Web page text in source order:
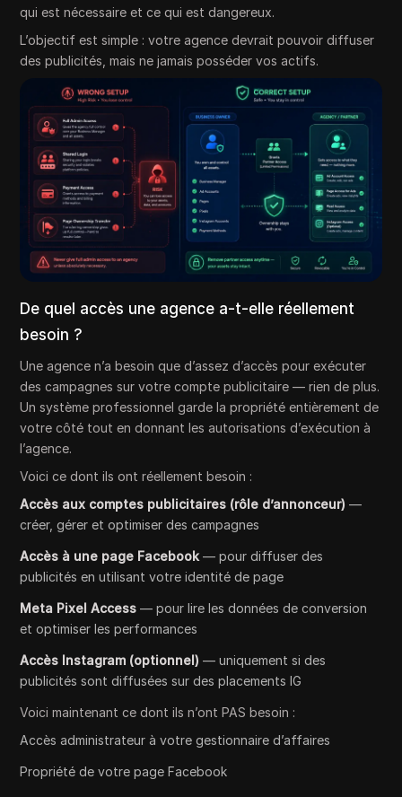
qui est nécessaire et ce qui est dangereux.
L’objectif est simple : votre agence devrait pouvoir diffuser
des publicités, mais ne jamais posséder vos actifs.
De quel accès une agence a-t-elle réellement
besoin ?
Une agence n’a besoin que d’assez d’accès pour exécuter
des campagnes sur votre compte publicitaire — rien de plus.
Un système professionnel garde la propriété entièrement de
votre côté tout en donnant les autorisations d’exécution à
l’agence.
Voici ce dont ils ont réellement besoin :
Accès aux comptes publicitaires (rôle d’annonceur) —
créer, gérer et optimiser des campagnes
Accès à une page Facebook — pour diffuser des
publicités en utilisant votre identité de page
Meta Pixel Access — pour lire les données de conversion
et optimiser les performances
Accès Instagram (optionnel) — uniquement si des
publicités sont diffusées sur des placements IG
Voici maintenant ce dont ils n’ont PAS besoin :
Accès administrateur à votre gestionnaire d’affaires
Propriété de votre page Facebook